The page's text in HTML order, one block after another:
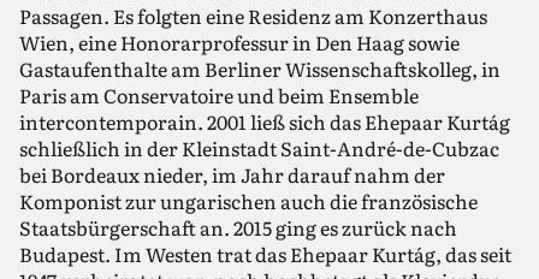
Passagen. Es folgten eine Residenz am Konzerthaus
Wien, eine Honorarprofessur in Den Haag sowie
Gastaufenthalte am Berliner Wissenschaftskolleg, in
Paris am Conservatoire und beim Ensemble
intercontemporain. 2001 ließ sich das Ehepaar Kurtág
schließlich in der Kleinstadt Saint-André-de-Cubzac
bei Bordeaux nieder, im Jahr darauf nahm der
Komponist zur ungarischen auch die französische
Staatsbürgerschaft an. 2015 ging es zurück nach
Budapest. Im Westen trat das Ehepaar Kurtág, das seit